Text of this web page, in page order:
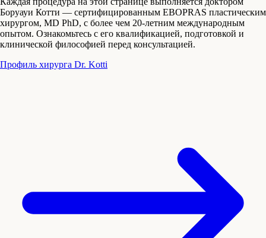
Боруауи Котти — сертифицированным EBOPRAS пластическим
хирургом, MD PhD, с более чем 20-летним международным
опытом. Ознакомьтесь с его квалификацией, подготовкой и
клинической философией перед консультацией.
Профиль хирурга Dr. Kotti